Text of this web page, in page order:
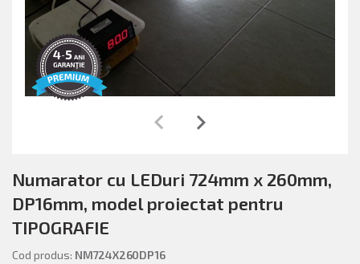
keyboard_arrow_left keyboard_arrow_right
Numarator cu LEDuri 724mm x 260mm,
DP16mm, model proiectat pentru
TIPOGRAFIE
Cod produs: NM724X260DP16